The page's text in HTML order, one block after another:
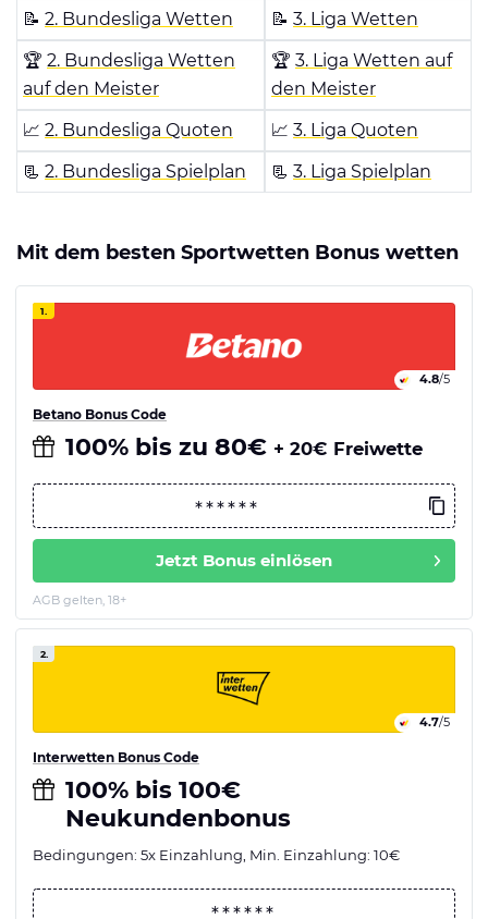
📝 2. Bundesliga Wetten 📝 3. Liga Wetten
🏆 2. Bundesliga Wetten
auf den Meister
🏆 3. Liga Wetten auf
den Meister
📈 2. Bundesliga Quoten 📈 3. Liga Quoten
📃 2. Bundesliga Spielplan 📃 3. Liga Spielplan
Mit dem besten Sportwetten Bonus wetten
1.
4.8/5
Betano Bonus Code
100% bis zu 80€ + 20€ Freiwette
Jetzt Bonus einlösen
AGB gelten, 18+
2.
4.7/5
Interwetten Bonus Code
100% bis 100€
Neukundenbonus
Bedingungen: 5x Einzahlung, Min. Einzahlung: 10€